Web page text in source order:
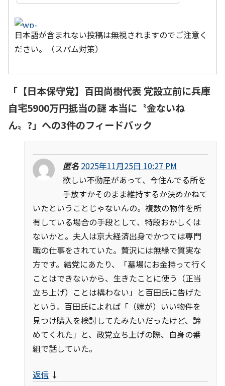
日本語が含まれない投稿は無視されますのでご注意く
ださい。（スパム対策）
「 【日本保守党】百田尚樹代表 党設立前に兵庫
自宅5900万円抵当の謎 本当に〝金ないね
ん〟?」への3件のフィードバック
匿名 2025年11月25日 10:27 PM
欲しい不動産があって、今住んでる所を
手放すかそのまま維持するか決めかねて
いたということじゃないんの。複数の物件を所
有している場合の手段として、特段おかしくは
ないかと。夫人は京大経済出身でかつては専門
職の仕事をされていた。贅沢には無縁で質実な
方です。結党にあたり、「墓場にお金持って行く
ことはできないから、生きたことに使う（正当
立ち上げ）ことは構わない」と百田氏に告げた
という。百田氏によれば「（嫁が）いい物件を
見つけ購入を検討してたみたいだったけど、諦
めてくれた」と、政党立ち上げの際、自身の番
組で話していた。
返信 ↓